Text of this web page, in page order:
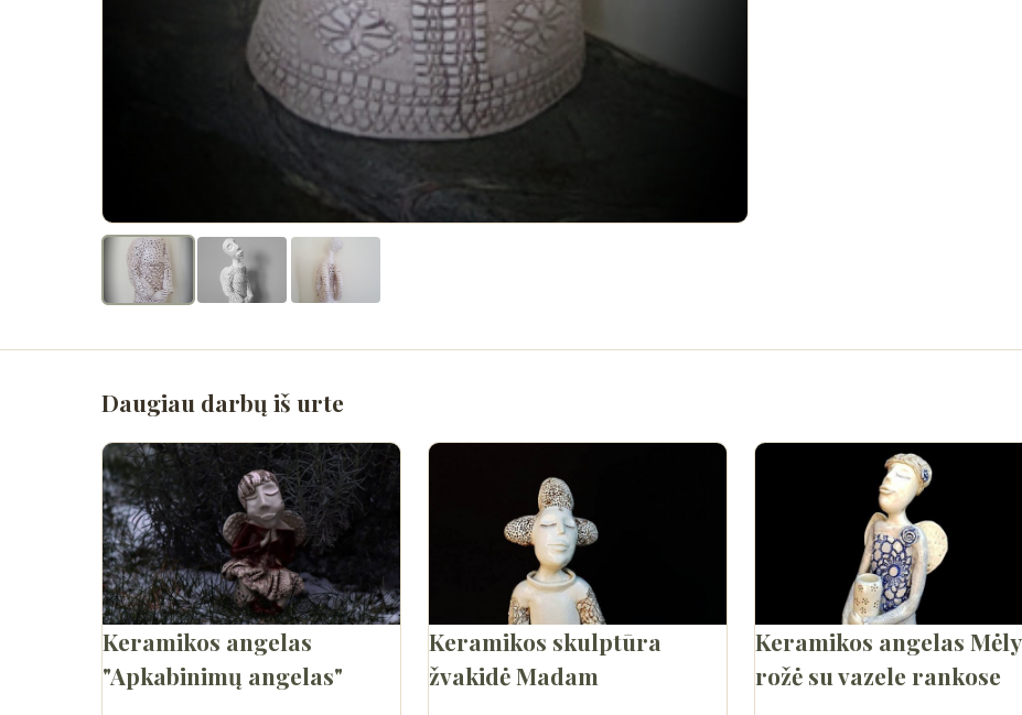
Daugiau darbų iš urte
Keramikos angelas
"Apkabinimų angelas"
Keramikos skulptūra
žvakidė Madam
Keramikos angelas
rožė su vazele rankose